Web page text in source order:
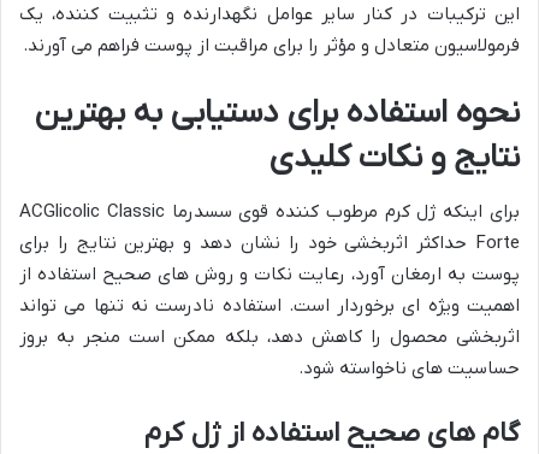
این ترکیبات در کنار سایر عوامل نگهدارنده و تثبیت کننده، یک
فرمولاسیون متعادل و مؤثر را برای مراقبت از پوست فراهم می آورند.
نحوه استفاده برای دستیابی به بهترین
نتایج و نکات کلیدی
برای اینکه ژل کرم مرطوب کننده قوی سسدرما ACGlicolic Classic
Forte حداکثر اثربخشی خود را نشان دهد و بهترین نتایج را برای
پوست به ارمغان آورد، رعایت نکات و روش های صحیح استفاده از
اهمیت ویژه ای برخوردار است. استفاده نادرست نه تنها می تواند
اثربخشی محصول را کاهش دهد، بلکه ممکن است منجر به بروز
حساسیت های ناخواسته شود.
گام های صحیح استفاده از ژل کرم